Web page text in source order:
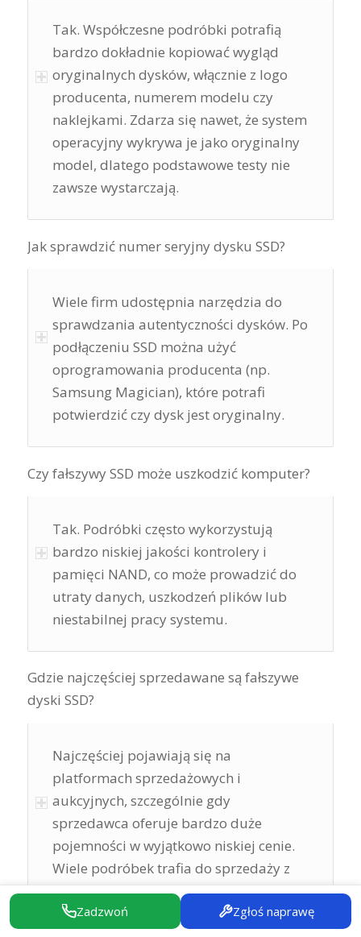
Tak. Współczesne podróbki potrafią
bardzo dokładnie kopiować wygląd
oryginalnych dysków, włącznie z logo
producenta, numerem modelu czy
naklejkami. Zdarza się nawet, że system
operacyjny wykrywa je jako oryginalny
model, dlatego podstawowe testy nie
zawsze wystarczają.
Jak sprawdzić numer seryjny dysku SSD?
Wiele firm udostępnia narzędzia do
sprawdzania autentyczności dysków. Po
podłączeniu SSD można użyć
oprogramowania producenta (np.
Samsung Magician), które potrafi
potwierdzić czy dysk jest oryginalny.
Czy fałszywy SSD może uszkodzić komputer?
Tak. Podróbki często wykorzystują
bardzo niskiej jakości kontrolery i
pamięci NAND, co może prowadzić do
utraty danych, uszkodzeń plików lub
niestabilnej pracy systemu.
Gdzie najczęściej sprzedawane są fałszywe
dyski SSD?
Najczęściej pojawiają się na
platformach sprzedażowych i
aukcyjnych, szczególnie gdy
sprzedawca oferuje bardzo duże
pojemności w wyjątkowo niskiej cenie.
Wiele podróbek trafia do sprzedaży z
portali azjatyckich lub od nieznanych
sprzedawców.
Zadzwoń Zgłoś naprawę